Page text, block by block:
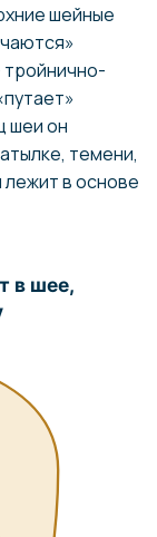
шейные
шеи он
темени,
лежит в основе
в шее,